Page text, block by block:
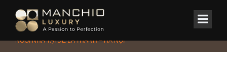
Home/Tin Tức & Sự Kiện/Phong thủy
VẬN KHÍ PHONG THỦY MỘT
NGÔI NHÀ TẠI ĐÊ LA THÀNH – HÀ NỘI